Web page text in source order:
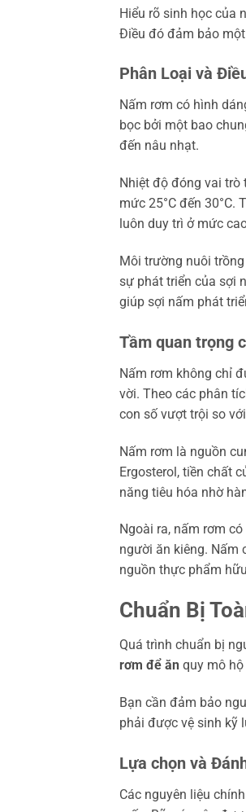
Hiểu rõ sinh học của
Điều đó đảm bảo
Phân Loại và
Nấm rơm có hình
bọc bởi một bao
đến nâu nhạt.
Nhiệt độ đóng vai trò
mức 25°C đến 30°C.
luôn duy trì ở mức
Môi trường nuôi
sự phát triển của sợi
giúp sợi nấm phát
Tầm quan trọng
Nấm rơm không chỉ
vời. Theo các phân
con số vượt trội so
Nấm rơm là nguồn
Ergosterol, tiền chất
năng tiêu hóa nhờ
Ngoài ra, nấm rơm
người ăn kiêng. Nấm
nguồn thực phẩm
Chuẩn Bị
Quá trình chuẩn bị
rơm để ăn quy mô
Bạn cần đảm bảo
phải được vệ sinh kỹ
Lựa chọn và
Các nguyên liệu